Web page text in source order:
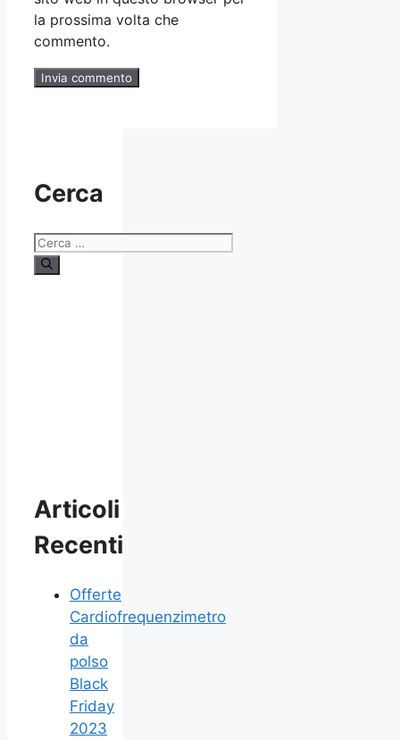
la prossima volta che
commento.
Cerca
Ricerca
per:
Articoli
Recenti
Offerte
Cardiofrequenzimetro
da
polso
Black
Friday
2023